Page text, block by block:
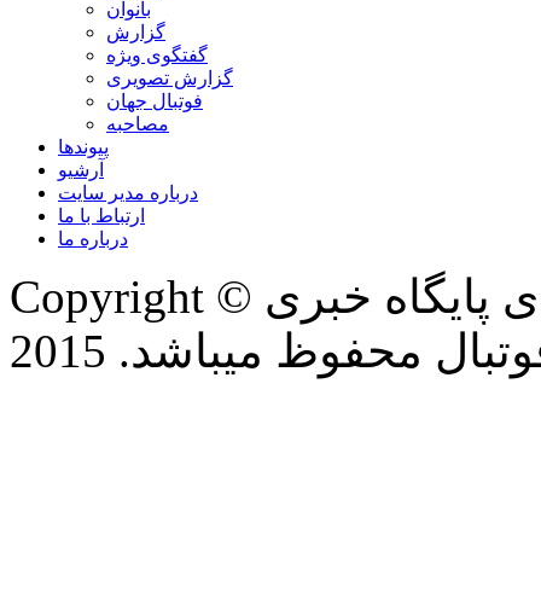
بانوان
گزارش
گفتگوی ویژه
گزارش تصویری
فوتبال جهان
مصاحبه
پیوندها
آرشیو
درباره مدیر سایت
ارتباط با ما
درباره ما
Copyright © تمام حقوق این وب سایت برای پایگاه خبری
محفوظ میباشد. 2015